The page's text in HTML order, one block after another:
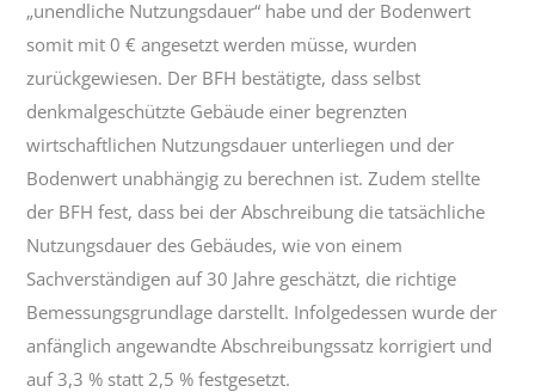
„unendliche Nutzungsdauer“ habe und der Bodenwert
somit mit 0 € angesetzt werden müsse, wurden
zurückgewiesen. Der BFH bestätigte, dass selbst
denkmalgeschützte Gebäude einer begrenzten
wirtschaftlichen Nutzungsdauer unterliegen und der
Bodenwert unabhängig zu berechnen ist. Zudem stellte
der BFH fest, dass bei der Abschreibung die tatsächliche
Nutzungsdauer des Gebäudes, wie von einem
Sachverständigen auf 30 Jahre geschätzt, die richtige
Bemessungsgrundlage darstellt. Infolgedessen wurde der
anfänglich angewandte Abschreibungssatz korrigiert und
auf 3,3 % statt 2,5 % festgesetzt.